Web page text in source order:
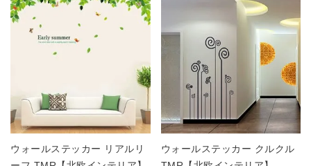
ウォールステッカー リアルリ
ウォールステッカー クルクル